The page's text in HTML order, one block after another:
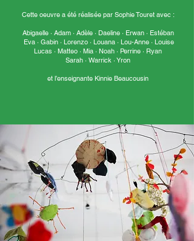
Cette oeuvre a été réalisée par Sophie Touret avec :
Abigaelle · Adam · Adèle · Daeline · Erwan · Estéban
Eva · Gabin · Lorenzo · Louana · Lou-Anne · Louise
Lucas · Matteo · Mia · Noah · Perrine · Ryan
Sarah · Warrick · Yron
et l’enseignante Kinnie Beaucousin